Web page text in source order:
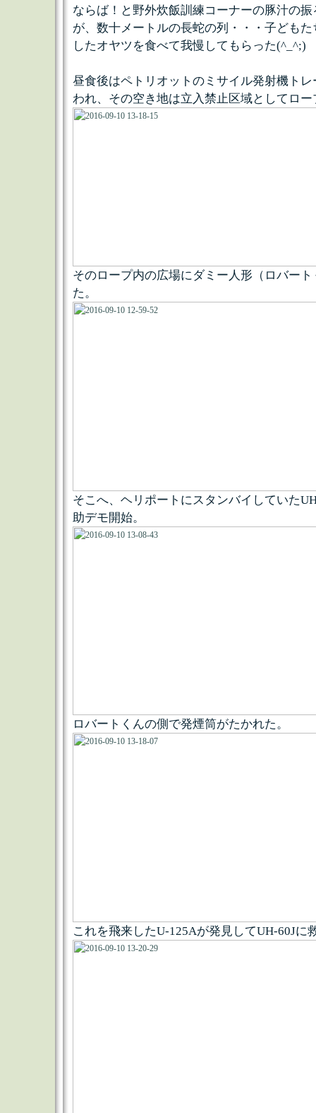
ならば！と野外炊飯訓練コーナーの豚汁の
が、数十メートルの長蛇の列・・・子ども
したオヤツを食べて我慢してもらった(^_^;)
昼食後はペトリオットのミサイル発射機ト
われ、その空き地は立入禁止区域としてロ
そのロープ内の広場にダミー人形（ロバー
た。
そこへ、ヘリポートにスタンバイしていた
助デモ開始。
ロバートくんの側で発煙筒がたかれた。
これを飛来したU-125Aが発見してUH-60Jに